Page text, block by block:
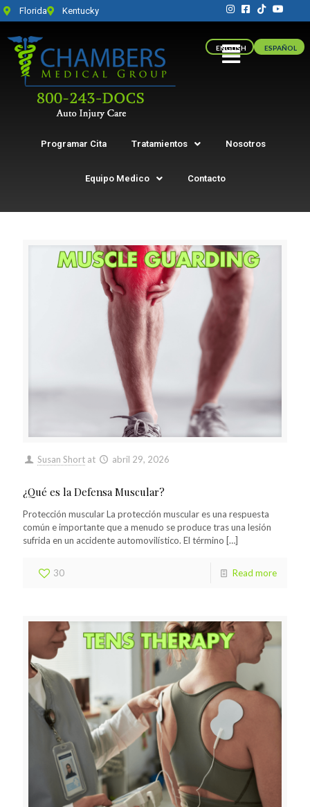
Florida Kentucky
Programar Cita Tratamientos Nosotros
Equipo Medico Contacto
Susan Short at abril 29, 2026
¿Qué es la Defensa Muscular?
Protección muscular La protección muscular es una respuesta
común e importante que a menudo se produce tras una lesión
sufrida en un accidente automovilístico. El término […]
30 Read more
ENGLISH ESPAÑOL